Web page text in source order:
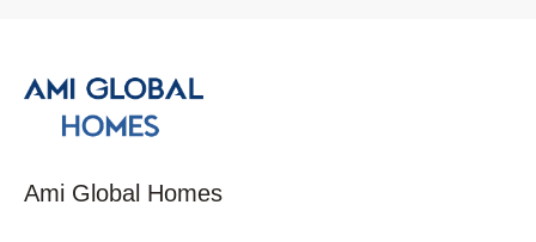
Ami Global Homes